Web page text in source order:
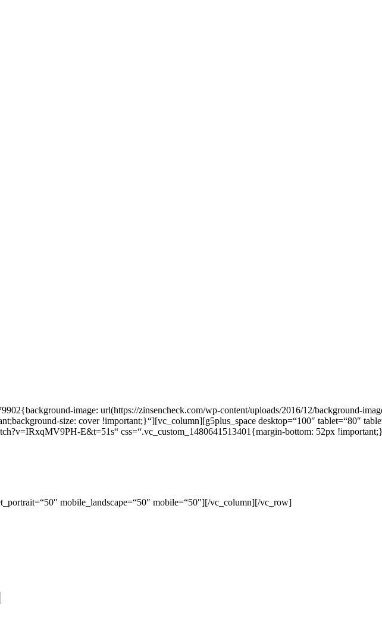
image: url(https://zinsencheck.com/wp-content/uploads/2016/12/background-
size: cover !important;}“][vc_column][g5plus_space desktop=“100″ tablet=“80″
E&t=51s“ css=“.vc_custom_1480641513401{margin-bottom: 52px
mobile_landscape=“50″ mobile=“50″][/vc_column][/vc_row]